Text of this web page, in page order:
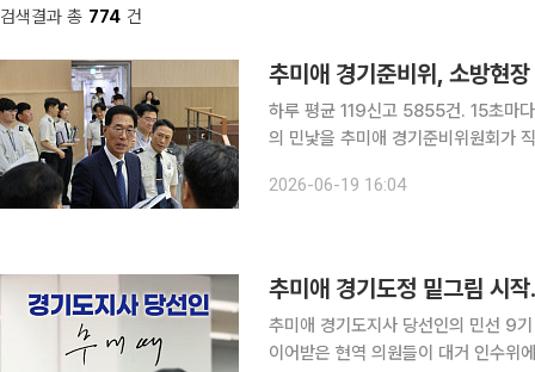
검색결과 총 774 건
추미애 경기준비위, 소방현
하루 평균 119신고 5855건. 15초마
의 민낯을 추미애 경기준비위원회가
2026-06-19 16:04
추미애 경기도정 밑그림 시
추미애 경기도지사 당선인의 민선 9
이어받은 현역 의원들이 대거 인수위에